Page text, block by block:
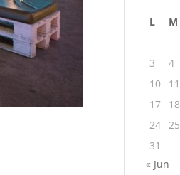
L M
3
4
10
11
17
18
24 25
31
« Jun